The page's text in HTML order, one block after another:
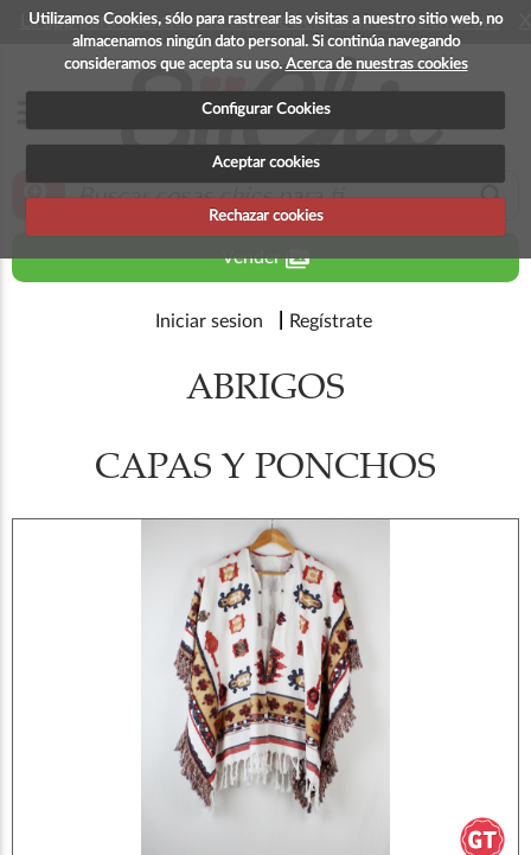
Utilizamos Cookies, sólo para rastrear las visitas a nuestro sitio web, no
almacenamos ningún dato personal. Si continúa navegando
consideramos que acepta su uso. Acerca de nuestras cookies
Configurar Cookies
Aceptar cookies
Rechazar cookies
La app para android esta en fase beta, disponible en breve
zoom_in search
Venderperm_media
Iniciar sesion Regístrate
ABRIGOS
CAPAS Y PONCHOS